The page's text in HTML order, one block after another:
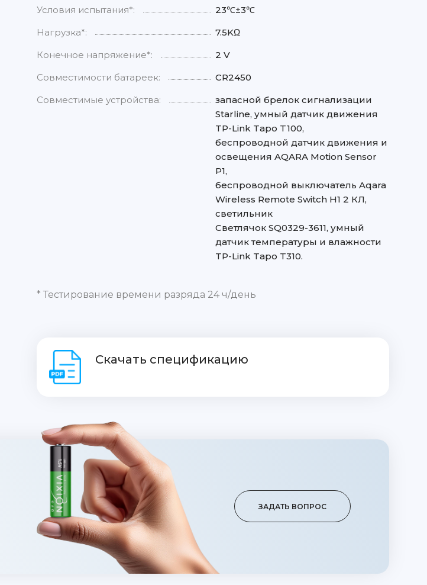
Условия испытания*:
23℃±3℃
Нагрузка*:
7.5KΩ
Конечное напряжение*:
2 V
Совместимости батареек:
CR2450
Совместимые устройства:
запасной брелок сигнализации
Starline, умный датчик движения
TP-Link Tapo T100,
беспроводной датчик движения и
освещения AQARA Motion Sensor
P1,
беспроводной выключатель Aqara
Wireless Remote Switch H1 2 КЛ,
светильник
Светлячок SQ0329-3611, умный
датчик температуры и влажности
TP-Link Tapo T310.
* Тестирование времени разряда 24 ч/день
Скачать спецификацию
ЗАДАТЬ ВОПРОС